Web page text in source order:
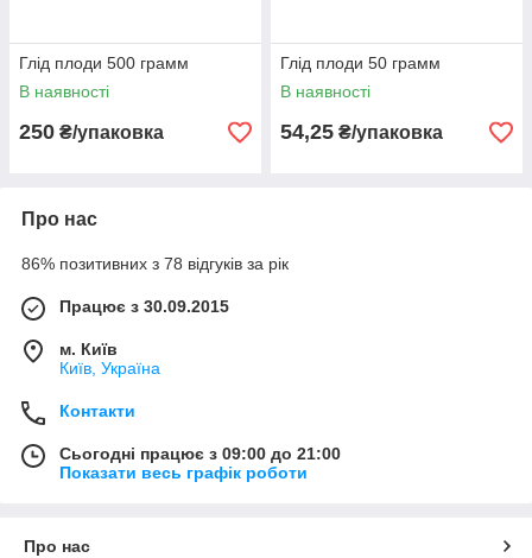
Глід плоди 500 грамм
В наявності
250 ₴/упаковка
Глід плоди 50 грамм
В наявності
54,25 ₴/упаковка
Про нас
86% позитивних з 78 відгуків за рік
Працює з 30.09.2015
м. Київ
Київ, Україна
Контакти
Сьогодні працює з 09:00 до 21:00
Показати весь графік роботи
Про нас